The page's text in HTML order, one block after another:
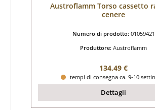
Austroflamm Torso cassetto
cenere
Numero di prodotto: 01059421
Produttore: Austroflamm
Prezzo normale:
134,49 €
tempi di consegna ca. 9-10
Dettagli